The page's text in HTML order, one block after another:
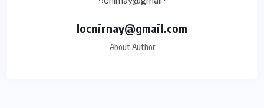
locnirnay@gmail.com
About Author